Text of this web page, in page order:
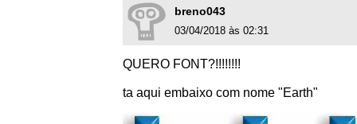
breno043
03/04/2018 às 02:31
QUERO FONT?!!!!!!!!
ta aqui embaixo com nome "Earth"